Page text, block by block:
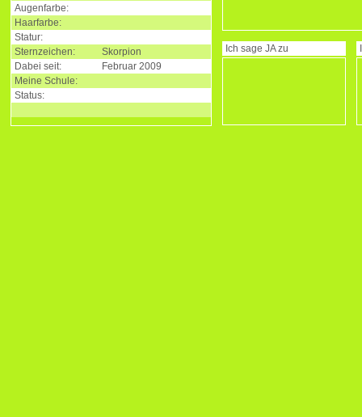
Augenfarbe:
Haarfarbe:
Statur:
Sternzeichen:
Skorpion
Dabei seit:
Februar 2009
Meine Schule:
Status:
Ich sage JAzu